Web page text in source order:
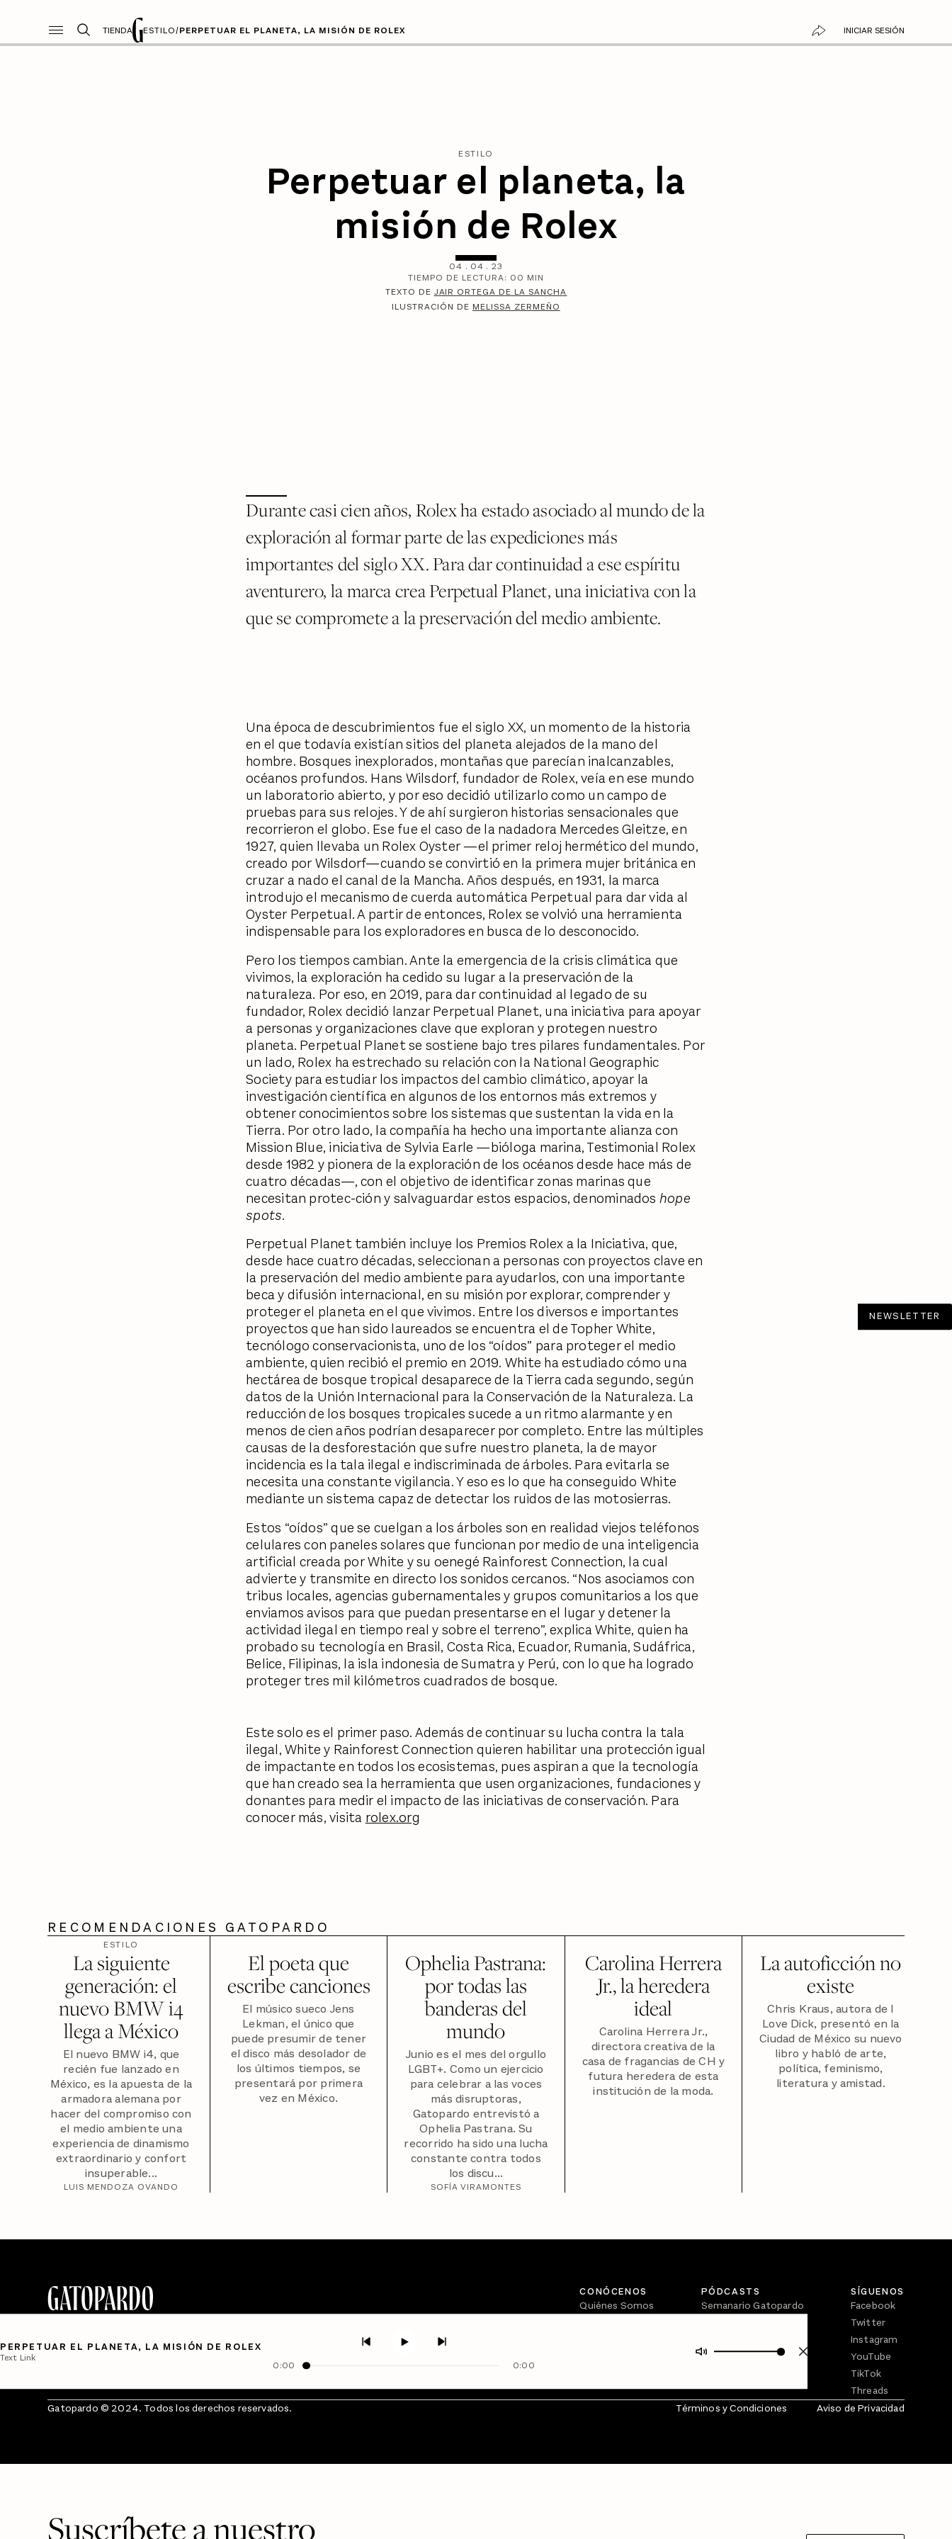
TIENDA ESTILO/PERPETUAR EL PLANETA, LA MISIÓN DE ROLEX INICIAR SESIÓN
ESTILO
Perpetuar el planeta, la
misión de Rolex
04 . 04 . 23
TIEMPO DE LECTURA: 00 MIN
TEXTO DE JAIR ORTEGA DE LA SANCHA
ILUSTRACIÓN DE MELISSA ZERMEÑO
Durante casi cien años, Rolex ha estado asociado al mundo de la
exploración al formar parte de las expediciones más
importantes del siglo XX. Para dar continuidad a ese espíritu
aventurero, la marca crea Perpetual Planet, una iniciativa con la
que se compromete a la preservación del medio ambiente.
Una época de descubrimientos fue el siglo XX, un momento de la historia
en el que todavía existían sitios del planeta alejados de la mano del
hombre. Bosques inexplorados, montañas que parecían inalcanzables,
océanos profundos. Hans Wilsdorf, fundador de Rolex, veía en ese mundo
un laboratorio abierto, y por eso decidió utilizarlo como un campo de
pruebas para sus relojes. Y de ahí surgieron historias sensacionales que
recorrieron el globo. Ese fue el caso de la nadadora Mercedes Gleitze, en
1927, quien llevaba un Rolex Oyster —el primer reloj hermético del mundo,
creado por Wilsdorf—cuando se convirtió en la primera mujer británica en
cruzar a nado el canal de la Mancha. Años después, en 1931, la marca
introdujo el mecanismo de cuerda automática Perpetual para dar vida al
Oyster Perpetual. A partir de entonces, Rolex se volvió una herramienta
indispensable para los exploradores en busca de lo desconocido.
Pero los tiempos cambian. Ante la emergencia de la crisis climática que
vivimos, la exploración ha cedido su lugar a la preservación de la
naturaleza. Por eso, en 2019, para dar continuidad al legado de su
fundador, Rolex decidió lanzar Perpetual Planet, una iniciativa para apoyar
a personas y organizaciones clave que exploran y protegen nuestro
planeta. Perpetual Planet se sostiene bajo tres pilares fundamentales. Por
un lado, Rolex ha estrechado su relación con la National Geographic
Society para estudiar los impactos del cambio climático, apoyar la
investigación científica en algunos de los entornos más extremos y
obtener conocimientos sobre los sistemas que sustentan la vida en la
Tierra. Por otro lado, la compañía ha hecho una importante alianza con
Mission Blue, iniciativa de Sylvia Earle —bióloga marina, Testimonial Rolex
desde 1982 y pionera de la exploración de los océanos desde hace más de
cuatro décadas—, con el objetivo de identificar zonas marinas que
necesitan protec-ción y salvaguardar estos espacios, denominados hope
spots.
Perpetual Planet también incluye los Premios Rolex a la Iniciativa, que,
desde hace cuatro décadas, seleccionan a personas con proyectos clave en
la preservación del medio ambiente para ayudarlos, con una importante
beca y difusión internacional, en su misión por explorar, comprender y
proteger el planeta en el que vivimos. Entre los diversos e importantes
proyectos que han sido laureados se encuentra el de Topher White,
tecnólogo conservacionista, uno de los “oídos” para proteger el medio
ambiente, quien recibió el premio en 2019. White ha estudiado cómo una
hectárea de bosque tropical desaparece de la Tierra cada segundo, según
datos de la Unión Internacional para la Conservación de la Naturaleza. La
reducción de los bosques tropicales sucede a un ritmo alarmante y en
menos de cien años podrían desaparecer por completo. Entre las múltiples
causas de la desforestación que sufre nuestro planeta, la de mayor
incidencia es la tala ilegal e indiscriminada de árboles. Para evitarla se
necesita una constante vigilancia. Y eso es lo que ha conseguido White
mediante un sistema capaz de detectar los ruidos de las motosierras.
Estos “oídos” que se cuelgan a los árboles son en realidad viejos teléfonos
celulares con paneles solares que funcionan por medio de una inteligencia
artificial creada por White y su oenegé Rainforest Connection, la cual
advierte y transmite en directo los sonidos cercanos. “Nos asociamos con
tribus locales, agencias gubernamentales y grupos comunitarios a los que
enviamos avisos para que puedan presentarse en el lugar y detener la
actividad ilegal en tiempo real y sobre el terreno”, explica White, quien ha
probado su tecnología en Brasil, Costa Rica, Ecuador, Rumania, Sudáfrica,
Belice, Filipinas, la isla indonesia de Sumatra y Perú, con lo que ha logrado
proteger tres mil kilómetros cuadrados de bosque.
Este solo es el primer paso. Además de continuar su lucha contra la tala
ilegal, White y Rainforest Connection quieren habilitar una protección igual
de impactante en todos los ecosistemas, pues aspiran a que la tecnología
que han creado sea la herramienta que usen organizaciones, fundaciones y
donantes para medir el impacto de las iniciativas de conservación. Para
conocer más, visita rolex.org
NEWSLETTER
RECOMENDACIONES GATOPARDO
ESTILO
La siguiente
generación: el
nuevo BMW i4
llega a México
El nuevo BMW i4, que
recién fue lanzado en
México, es la apuesta de la
armadora alemana por
hacer del compromiso con
el medio ambiente una
experiencia de dinamismo
extraordinario y confort
insuperable...
LUIS MENDOZA OVANDO
El poeta que
escribe canciones
El músico sueco Jens
Lekman, el único que
puede presumir de tener
el disco más desolador de
los últimos tiempos, se
presentará por primera
vez en México.
Ophelia Pastrana:
por todas las
banderas del
mundo
Junio es el mes del orgullo
LGBT+. Como un ejercicio
para celebrar a las voces
más disruptoras,
Gatopardo entrevistó a
Ophelia Pastrana. Su
recorrido ha sido una lucha
constante contra todos
los discu...
SOFÍA VIRAMONTES
Carolina Herrera
Jr., la heredera
ideal
Carolina Herrera Jr.,
directora creativa de la
casa de fragancias de CH y
futura heredera de esta
institución de la moda.
La autoficción no
existe
Chris Kraus, autora de I
Love Dick, presentó en la
Ciudad de México su nuevo
libro y habló de arte,
política, feminismo,
literatura y amistad.
PERPETUAR EL PLANETA, LA MISIÓN DE ROLEX
Text Link
0:00 0:00
CONÓCENOS
Quiénes Somos
PÓDCASTS
Semanario Gatopardo
SÍGUENOS
Facebook
Twitter
Instagram
YouTube
TikTok
Threads
Gatopardo © 2024. Todos los derechos reservados.
Términos y Condiciones Aviso de Privacidad
Suscríbete a nuestro